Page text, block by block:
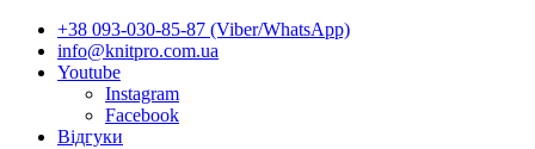
+38 093-030-85-87 (Viber/WhatsApp)
info@knitpro.com.ua
Youtube
Instagram
Facebook
Відгуки